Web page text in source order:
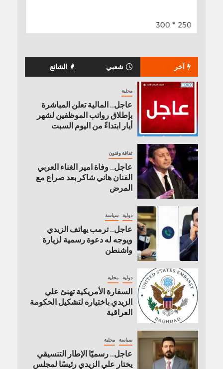
آخر شعبي الشائع
محلية
عاجل.. المالية تعلن المباشرة
بإطلاق رواتب ‏الموظفين لشهر
أيار ابتداءً من اليوم السبت
ثقافة وفنون
عاجل.. وفاة امير الغناء العربي
الفنان هاني شاكر بعد صراع مع
المرض
دولية سياسة
عاجل.. ترمب يهاتف الزيدي
ويوجه له دعوة رسمية لزيارة
واشنطن
دولية محلية
السفارة الأمريكية تهنئ علي
الزيدي باختياره لتشكيل الحكومة
العراقية
سياسة محلية
عاجل.. رسميًا الإطار التنسيقي
يختار علي الزيدي رئيسًا لمجلس